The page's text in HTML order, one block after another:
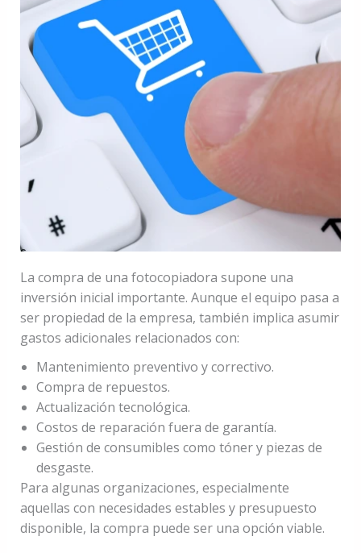
La compra de una fotocopiadora supone una
inversión inicial importante. Aunque el equipo pasa a
ser propiedad de la empresa, también implica asumir
gastos adicionales relacionados con:
Mantenimiento preventivo y correctivo.
Compra de repuestos.
Actualización tecnológica.
Costos de reparación fuera de garantía.
Gestión de consumibles como tóner y piezas de
desgaste.
Para algunas organizaciones, especialmente
aquellas con necesidades estables y presupuesto
disponible, la compra puede ser una opción viable.